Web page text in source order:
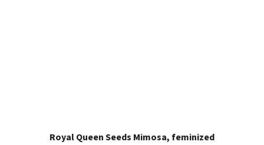
Royal Queen Seeds Mimosa, feminized